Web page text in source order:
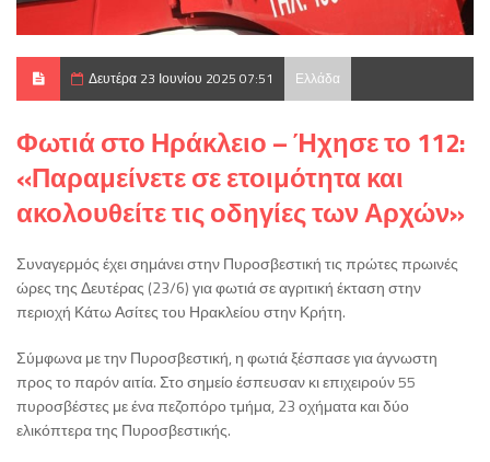
Δευτέρα 23 Ιουνίου 2025 07:51 Ελλάδα
Φωτιά στο Ηράκλειο – Ήχησε το 112:
«Παραμείνετε σε ετοιμότητα και
ακολουθείτε τις οδηγίες των Αρχών»
Συναγερμός έχει σημάνει στην Πυροσβεστική τις πρώτες πρωινές
ώρες της Δευτέρας (23/6) για φωτιά σε αγριτική έκταση στην
περιοχή Κάτω Ασίτες του Ηρακλείου στην Κρήτη.
Σύμφωνα με την Πυροσβεστική, η φωτιά ξέσπασε για άγνωστη
προς το παρόν αιτία. Στο σημείο έσπευσαν κι επιχειρούν 55
πυροσβέστες με ένα πεζοπόρο τμήμα, 23 οχήματα και δύο
ελικόπτερα της Πυροσβεστικής.